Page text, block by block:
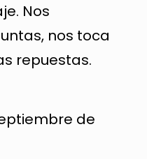
Nos
nos toca
repuestas.
de